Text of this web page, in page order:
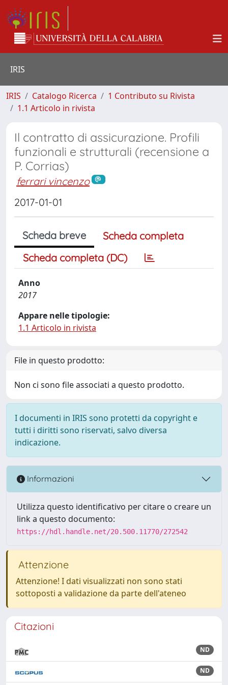
IRIS
IRIS Catalogo Ricerca
1 Contributo su Rivista
1.1 Articolo in rivista
Il contratto di assicurazione. Profili
funzionali e strutturali (recensione a
P. Corrias)
ferrari vincenzo
2017-01-01
Scheda breve
Scheda completa
Scheda completa (DC)
Anno
2017
Appare nelle tipologie:
1.1 Articolo in rivista
File in questo prodotto:
Non ci sono file associati a questo prodotto.
I documenti in IRIS sono protetti da copyright e
tutti i diritti sono riservati, salvo diversa
indicazione.
Informazioni
Utilizza questo identificativo per citare o creare un
link a questo documento:
https://hdl.handle.net/20.500.11770/272542
Attenzione
Attenzione! I dati visualizzati non sono stati
sottoposti a validazione da parte dell'ateneo
Citazioni
ND
ND